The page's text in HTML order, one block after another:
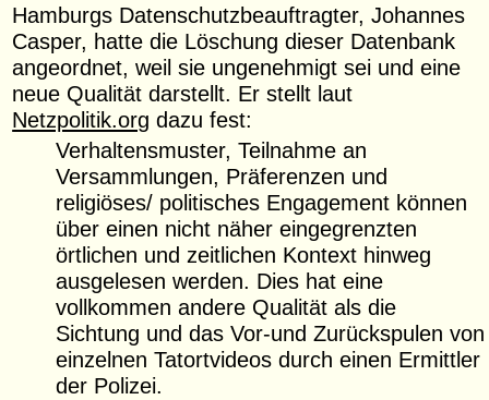
Hamburgs Datenschutzbeauftragter, Johannes
Casper, hatte die Löschung dieser Datenbank
angeordnet, weil sie ungenehmigt sei und eine
neue Qualität darstellt. Er stellt laut
Netzpolitik.org dazu fest:
Verhaltensmuster, Teilnahme an
Versammlungen, Präferenzen und
religiöses/ politisches Engagement können
über einen nicht näher eingegrenzten
örtlichen und zeitlichen Kontext hinweg
ausgelesen werden. Dies hat eine
vollkommen andere Qualität als die
Sichtung und das Vor-und Zurückspulen von
einzelnen Tatortvideos durch einen Ermittler
der Polizei.